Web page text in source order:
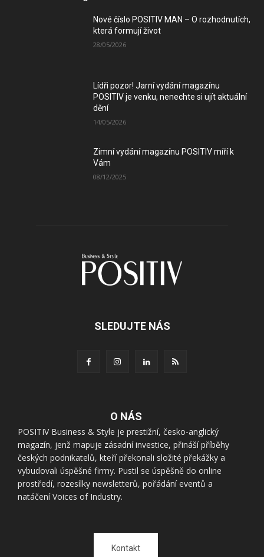
Nové číslo POSITIV MAN – O rozhodnutích,
která formují život
28/05/2026
Lídři pozor! Jarní vydání magazínu
POSITIV je venku, nenechte si ujít aktuální
dění
14/05/2026
Zimní vydání magazínu POSITIV míří k
Vám
08/12/2025
SLEDUJTE NÁS
O NÁS
POSITIV Business & Style je prestižní, česko-anglický
magazín, jenž mapuje zásadní investice, přináší příběhy
českých podnikatelů, kteří překonali složité překážky a
vybudovali úspěšné firmy. Pustil se úspěšně do online
prostředí, rozesílky newsletterů, pořádání eventů a
natáčení Voices of Industry.
Kontakt